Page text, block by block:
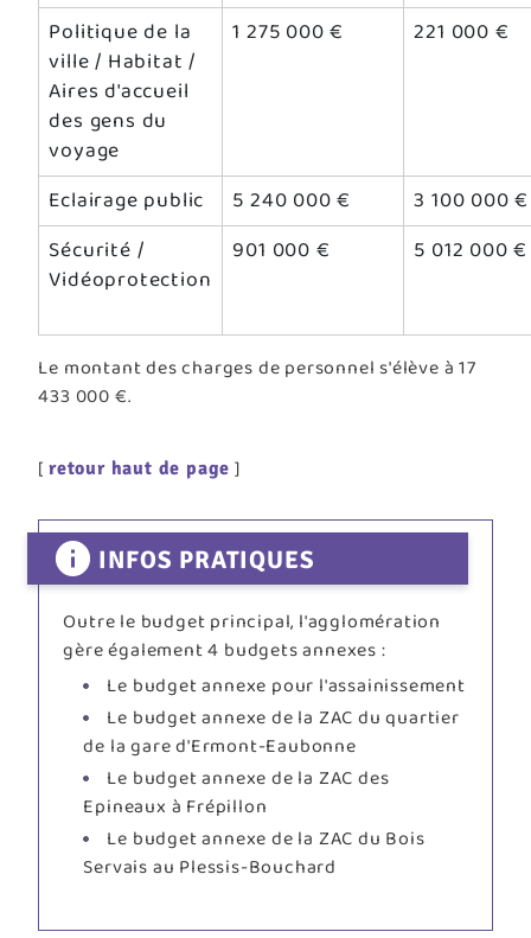
Politique de la
ville / Habitat /
Aires d'accueil
des gens du
voyage
1 275 000 € 221 000 €
Eclairage public 5 240 000 €
3 100 000 €
Sécurité /
Vidéoprotection
901 000 € 5 012 000 €
Le montant des charges de personnel s'élève à 17
433 000 €.
[retour haut de page ]
INFOS PRATIQUES
Outre le budget principal, l'agglomération
gère également 4 budgets annexes :
Le budget annexe pour l'assainissement
Le budget annexe de la ZAC du quartier
de la gare d'Ermont-Eaubonne
Le budget annexe de la ZAC des
Epineaux à Frépillon
Le budget annexe de la ZAC du Bois
Servais au Plessis-Bouchard